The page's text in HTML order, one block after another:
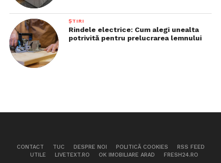
ȘTIRI
Rindele electrice: Cum alegi unealta
potrivită pentru prelucrarea lemnului
CONTACT TUC DESPRE NOI POLITICĂ COOKIES
RSS FEED
UTILE
LIVETEXT.RO OK IMOBILIARE ARAD FRESH24.RO